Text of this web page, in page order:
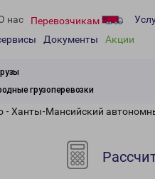
нас Перевозчикам
Документы Акции
грузоперевозки
- Ханты-Мансийский